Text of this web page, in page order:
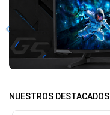
NUESTROS DESTACADOS